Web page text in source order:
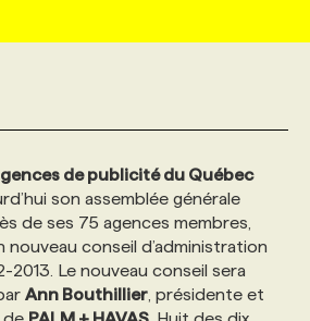
L'INDUSTRIE
NUMÉRIQUES
SOCIAUX
DURABLE
NOUS
LA CVTHÈQUE
NOUS
EN LIGNE
DE FORMATIONS
PERSONNALISÉES
DE TÊTE
de publicité du Québec
son assemblée générale
de ses 75 agences membres,
nouveau conseil d’administration
2013. Le nouveau conseil sera
Ann Bouthillier , présidente et